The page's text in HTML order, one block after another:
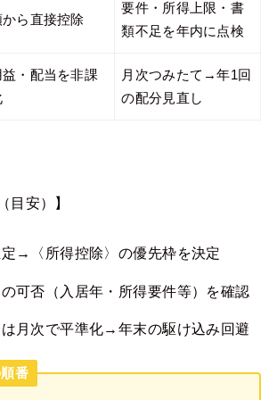
ら直接控除
要件・所得上限・書
類不足を年内に点検
・配当を非課
月次つみたて→年1回
の配分見直し
目安）】
→〈所得控除〉の優先枠を決定
の可否（入居年・所得要件等）を確認
は月次で平準化→年末の駆け込み回避
番